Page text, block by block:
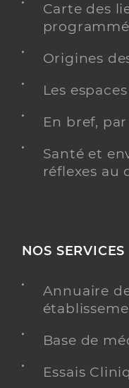
Carte des
Origines
Les
En bref,
Santé et
réflexes au
NOS SERVICES
Annuaire
Base de
Essais